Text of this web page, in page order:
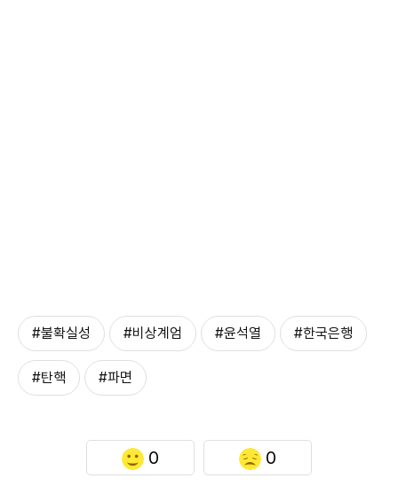
#불확실성 #비상계엄 #윤석열 #한국은행
#탄핵 #파면
0 0